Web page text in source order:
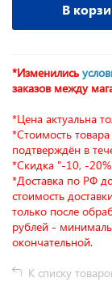
В
*Изменились
заказов между
*Цена актуальна
*Стоимость
подтверждён в
*Скидка "-10, -
*Доставка по РФ
стоимость
только после
рублей -
окончательной.
К списку